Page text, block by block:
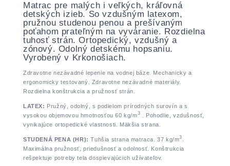
Matrac pre malých i veľkých, kráľovná
detských izieb. So vzdušným latexom,
pružnou studenou penou a prešívaným
poťahom prateľným na vyváranie. Rozdielna
tuhosť strán. Ortopedický, vzdušný a
zónový. Odolný detskému hopsaniu.
Vyrobený v Krkonošiach.
Zdravotne nezávadné lepenie na vodnej báze. Mechanicky a
ergonomicky testovaný. Zdravotne nezávadné materiály.
Rozdielna konštrukcia a pružnosť strán.
LATEX: Pružný, odolný, s podielom prírodných surovín a s
vysokou objemovou hmotnosťou 60 kg/m3
. Pohodlie, vzdušnosť,
vynikajúce ortopedické vlastnosti. Mäkšia strana.
STUDENÁ PENA (HR): Tuhšia strana matraca. 37 kg/m3
Maximálna pružnosť, priedušnosť a odolnosť. Konštrukcia
rešpektuje potreby tela dospievajúcich užívateľov.